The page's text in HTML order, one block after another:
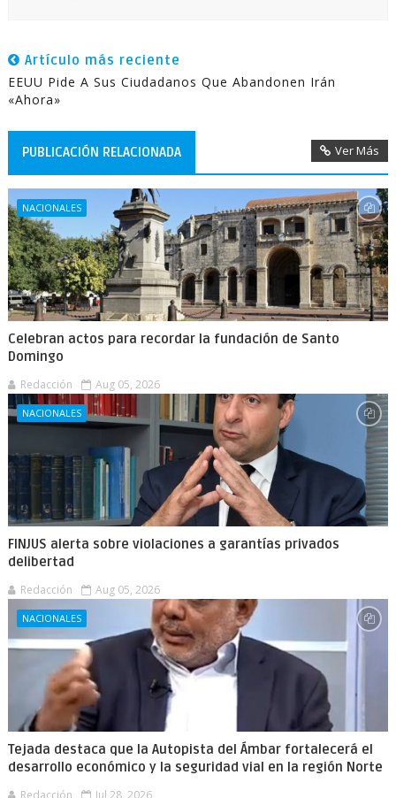
Artículo más reciente
EEUU Pide A Sus Ciudadanos Que Abandonen Irán
«ahora»
PUBLICACIÓN RELACIONADA Ver Más
NACIONALES
Celebran actos para recordar la fundación de Santo
Domingo
Redacción Aug 05, 2026
NACIONALES
FINJUS alerta sobre violaciones a garantías privados
delibertad
Redacción Aug 05, 2026
NACIONALES
Tejada destaca que la Autopista del Ámbar fortalecerá el
desarrollo económico y la seguridad vial en la región Norte
Redacción Jul 28, 2026